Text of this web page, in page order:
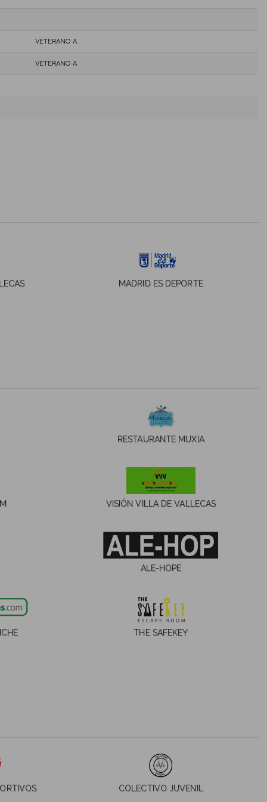
VETERANO A
VETERANO A
MADRID ES DEPORTE
RESTAURANTE MUXIA
VISIÓN VILLA DE VALLECAS
ALE-HOPE
THE SAFEKEY
COLECTIVO JUVENIL